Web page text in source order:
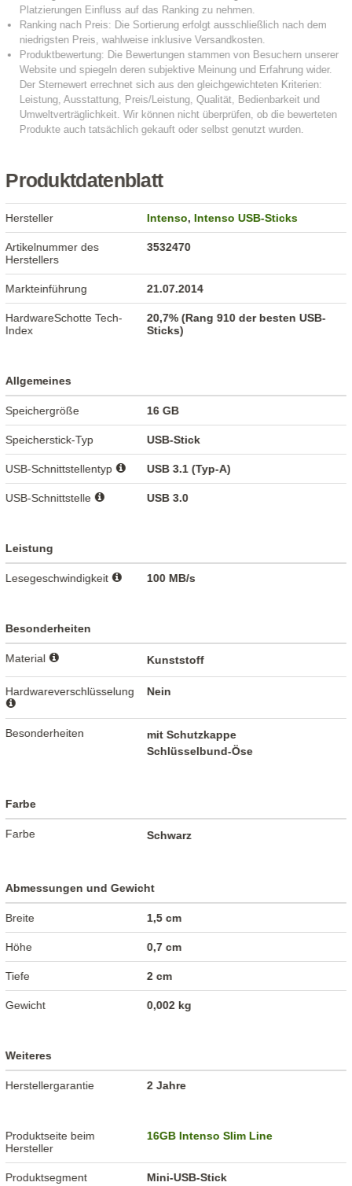
Produktdatenblatt
Hersteller Intenso,Intenso USB-Sticks
Artikelnummer des
Herstellers
3532470
Markteinführung 21.07.2014
HardwareSchotte Tech-
Index
20,7% (Rang 910 der besten USB-
Sticks)
Allgemeines
Speichergröße 16 GB
Speicherstick-Typ USB-Stick
USB-Schnittstellentyp USB 3.1 (Typ-A)
USB-Schnittstelle USB 3.0
Leistung
Lesegeschwindigkeit 100 MB/s
Besonderheiten
Material Kunststoff
Hardwareverschlüsselung Nein
Besonderheiten
mit Schutzkappe
Schlüsselbund-Öse
Farbe
Farbe Schwarz
Abmessungen und Gewicht
Breite 1,5 cm
Höhe 0,7 cm
Tiefe 2 cm
Gewicht 0,002 kg
Weiteres
Herstellergarantie 2 Jahre
Produktseite beim
Hersteller
16GB Intenso Slim Line
Produktsegment Mini-USB-Stick